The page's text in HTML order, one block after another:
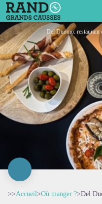
Del Duomo: restaurant et
>>Accueil>Où manger ?>Del